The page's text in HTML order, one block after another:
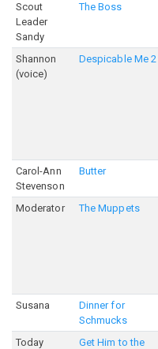
Scout
Leader
Sandy
The Boss
Shannon
(voice)
Despicable Me 2
Carol-Ann
Stevenson
Butter
Moderator The Muppets
Susana
Dinner for
Schmucks
Today
Get Him to the